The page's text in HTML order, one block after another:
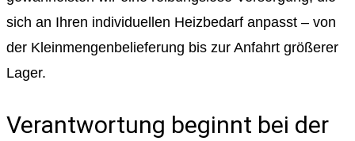
sich an Ihren individuellen Heizbedarf anpasst – von
der Kleinmengenbelieferung bis zur Anfahrt größerer
Lager.
Verantwortung beginnt bei der